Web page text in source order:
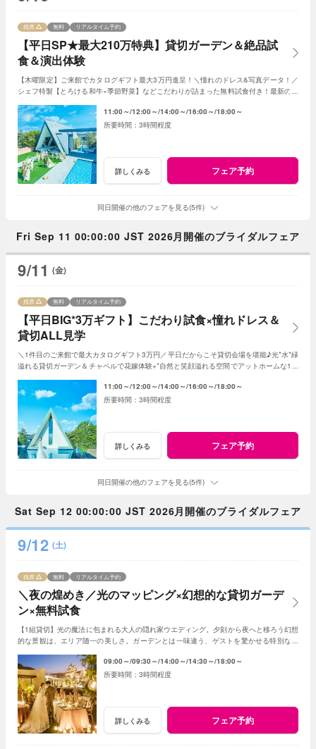
【平日SP★最大210万特典】貸切ガーデン＆絶品試
食＆演出体験
残席 無料 リアルタイム予約
【木曜限定】ご来館でカタログギフト最大3万円進呈！＼憧れのドレス&写真データ！／
シェフ特製【とろける和牛×季節野菜】などこだわりが詰まった無料試食付き！最新のマ
11:00～ 12:00～ 14:00～ 16:00～ 18:00～
3時間程度
詳しくみる フェア予約
同日開催の他のフェアを見る(5件)
Fri Sep 11 00:00:00 JST 2026月開催のブライダルフェア
9/11 (金)
【平日BIG*3万ギフト】こだわり試食×憧れドレス＆
貸切ALL見学
残席 無料 リアルタイム予約
＼1件目のご来館で最大カタログギフト3万円／平日だからこそ貸切会場を堪能♪光*水*緑
溢れる貸切ガーデン＆チャペルで花嫁体験+*自然と笑顔溢れる空間でアットホームな1日
11:00～ 12:00～ 14:00～ 16:00～ 18:00～
3時間程度
詳しくみる フェア予約
同日開催の他のフェアを見る(5件)
Sat Sep 12 00:00:00 JST 2026月開催のブライダルフェア
9/12 (土)
＼夜の煌めき／光のマッピング×幻想的な貸切ガーデ
ン×無料試食
残席 無料 リアルタイム予約
【1組貸切】光の魔法に包まれる大人の隠れ家ウエディング。夕刻から夜へと移ろう幻想
的な景観は、エリア随一の美しさ。ガーデンとは一味違う、ゲストを驚かせる特別な光
09:00～ 09:30～ 14:00～ 14:30～ 18:00～
3時間程度
詳しくみる フェア予約